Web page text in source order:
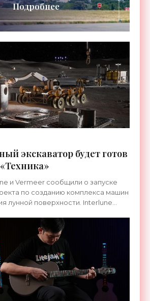
Подробнее
экскаватор будет готов
и Vermeer сообщили о запуске
по созданию комплекса машин
лунной поверхности. Interlune